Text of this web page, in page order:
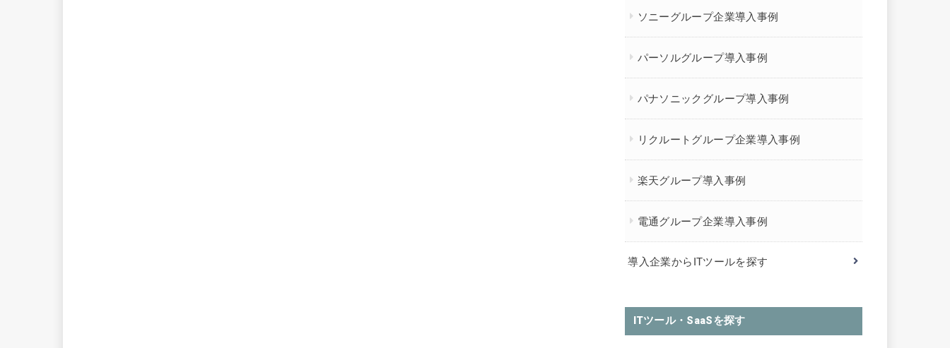
ソニーグループ企業導入事例
パーソルグループ導入事例
パナソニックグループ導入事例
リクルートグループ企業導入事例
楽天グループ導入事例
電通グループ企業導入事例
導入企業からITツールを探す
ITツール・SaaSを探す